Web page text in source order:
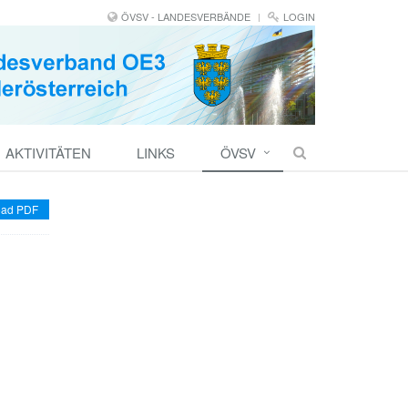
ÖVSV - LANDESVERBÄNDE LOGIN
AKTIVITÄTEN LINKS ÖVSV
PDF